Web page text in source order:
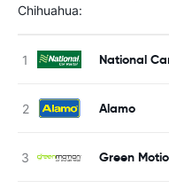
Chihuahua:
National
Alamo
Green